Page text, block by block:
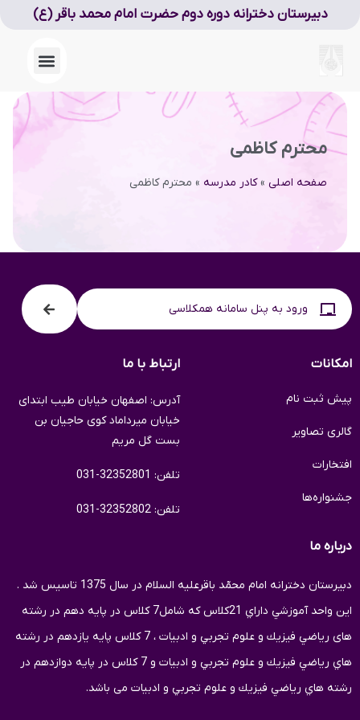
دبیرستان دخترانه دوره دوم حضرت امام محمد باقر (ع)
محترم کاظمی
صفحه اصلی »کادر مدرسه » محترم کاظمی
ورود به پنل سامانه همکلاسی
امکانات
پیش ثبت نام
گالری تصاویر
افتخارات
جشنواره‌ها
ارتباط با ما
آدرس: اصفهان خیابان طیب ابتدای
خیابان میرداماد کوی حاجیان بن
بست گل مریم
تلفن: 32352801-031
تلفن: 32352802-031
درباره ما
دبيرستان دخترانه امام محمّد باقرعلیه السلام در سال 1375 تاسيس شد .
اين واحد آموزشي داراي 21كلاس كه شامل7 كلاس در پايه دهم در رشته
های رياضي فيزيك و علوم تجربي و ادبیات ، 7 كلاس پايه یازدهم در رشته
هاي رياضي فيزيك و علوم تجربي و ادبیات و 7 کلاس در پایه دوازدهم در
رشته هاي رياضي فيزيك و علوم تجربي و ادبیات می باشد.